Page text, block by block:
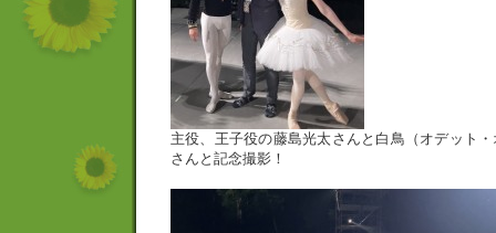
主役、王子役の藤島光太さんと白鳥（オデット
さんと記念撮影！